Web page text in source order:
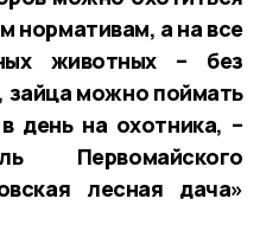
нормативам, а на все
животных – без
зайца можно поймать
день на охотника, –
Первомайского
лесная дача»